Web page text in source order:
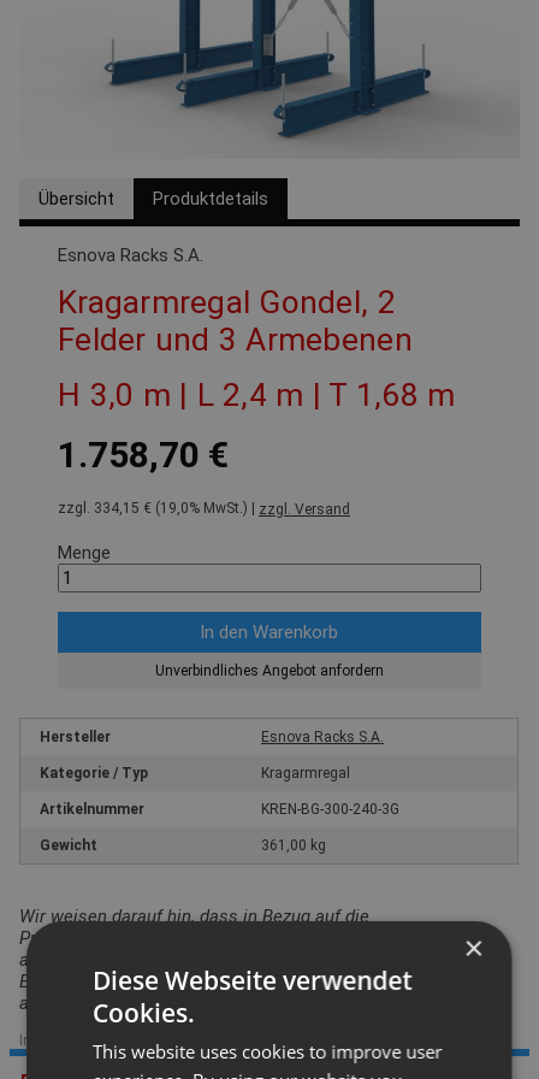
Übersicht Produktdetails
Esnova Racks S.A.
Kragarmregal Gondel, 2
Felder und 3 Armebenen
H 3,0 m | L 2,4 m | T 1,68 m
1.758,70 €
zzgl. 334,15 € (19,0% MwSt.) | zzgl. Versand
Menge
Unverbindliches Angebot anfordern
Hersteller Esnova Racks S.A.
Kategorie / Typ Kragarmregal
Artikelnummer KREN-BG-300-240-3G
Gewicht 361,00 kg
Wir weisen darauf hin, dass in Bezug auf die
Produktsicherheitsverordnung das hier angebotene Produkt
ausschließlich für den gewerblichen Einsatz vorgesehen ist.
Ein Einsatz durch Verbraucher i.S. v. § 13 BGB ist
auszuschließen.
Im Sortiment seit: 31.01.2023 Datenstand: 05.04.2023
×
Diese Webseite verwendet
Cookies.
This website uses cookies to improve user